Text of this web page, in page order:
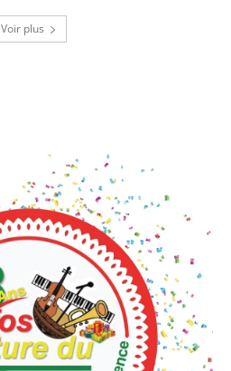
Voir plus